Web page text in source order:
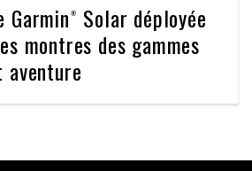
Garmin® Solar déployée
montres des gammes